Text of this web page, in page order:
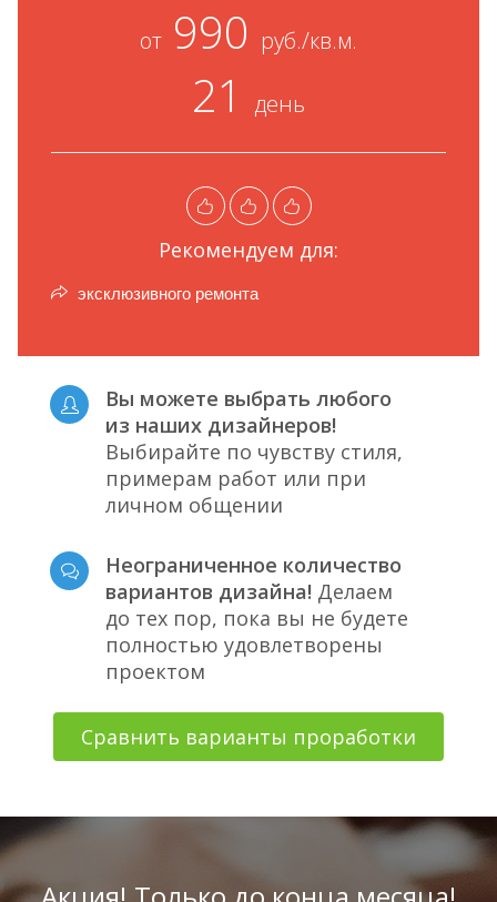
от 990 руб./кв.м.
21 день
Рекомендуем для:
эксклюзивного ремонта
Вы можете выбрать любого
из наших дизайнеров!
Выбирайте по чувству стиля,
примерам работ или при
личном общении
Неограниченное количество
вариантов дизайна! Делаем
до тех пор, пока вы не будете
полностью удовлетворены
проектом
Сравнить варианты проработки